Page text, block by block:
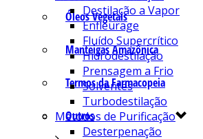
Óleos Vegetais
Manteigas Amazônica
Termos da Farmacopeia
Outros
Destilação a Vapor
Enfleurage
Fluído Supercrítico
Hidrodestilação
Prensagem a Frio
Solventes
Turbodestilação
Métodos de Purificação
Desterpenação